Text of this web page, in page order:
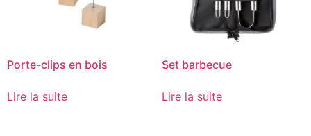
Porte-clips en bois
Lire la suite
Set barbecue
Lire la suite